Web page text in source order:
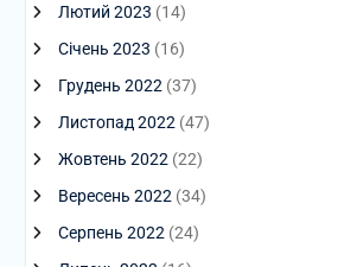
Лютий 2023 (14)
Січень 2023 (16)
Грудень 2022 (37)
Листопад 2022 (47)
Жовтень 2022 (22)
Вересень 2022 (34)
Серпень 2022 (24)